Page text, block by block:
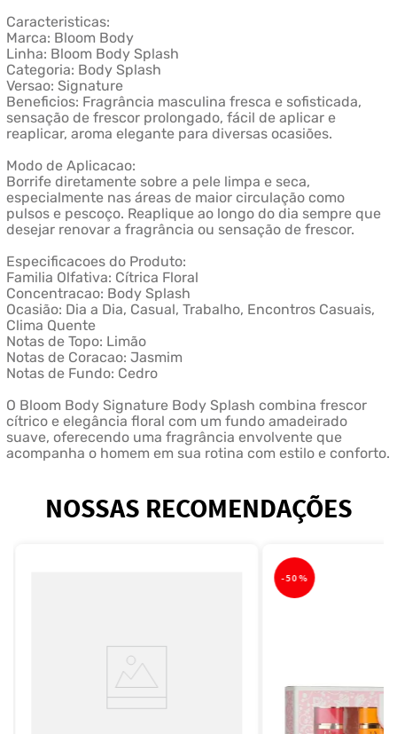
Caracteristicas:
Marca: Bloom Body
Linha: Bloom Body Splash
Categoria: Body Splash
Versao: Signature
Beneficios: Fragrância masculina fresca e sofisticada,
sensação de frescor prolongado, fácil de aplicar e
reaplicar, aroma elegante para diversas ocasiões.
Modo de Aplicacao:
Borrife diretamente sobre a pele limpa e seca,
especialmente nas áreas de maior circulação como
pulsos e pescoço. Reaplique ao longo do dia sempre que
desejar renovar a fragrância ou sensação de frescor.
Especificacoes do Produto:
Familia Olfativa: Cítrica Floral
Concentracao: Body Splash
Ocasião: Dia a Dia, Casual, Trabalho, Encontros Casuais,
Clima Quente
Notas de Topo: Limão
Notas de Coracao: Jasmim
Notas de Fundo: Cedro
O Bloom Body Signature Body Splash combina frescor
cítrico e elegância floral com um fundo amadeirado
suave, oferecendo uma fragrância envolvente que
acompanha o homem em sua rotina com estilo e conforto.
NOSSAS RECOMENDAÇÕES
-50%